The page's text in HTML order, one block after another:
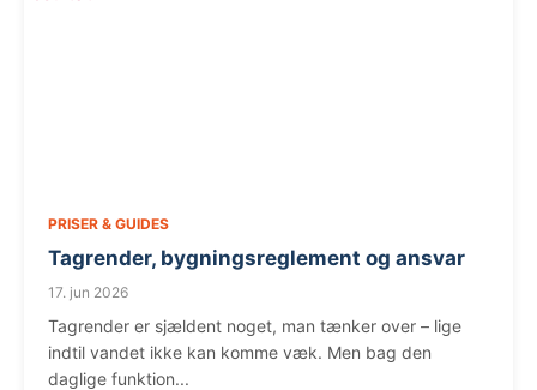
PRISER & GUIDES
Tagrender, bygningsreglement og ansvar
17. jun 2026
Tagrender er sjældent noget, man tænker over – lige
indtil vandet ikke kan komme væk. Men bag den
daglige funktion...